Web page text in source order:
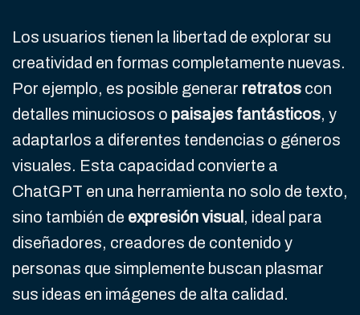
Los usuarios tienen la libertad de explorar su
creatividad en formas completamente nuevas.
Por ejemplo, es posible generar retratos con
detalles minuciosos o paisajes fantásticos, y
adaptarlos a diferentes tendencias o géneros
visuales. Esta capacidad convierte a
ChatGPT en una herramienta no solo de texto,
sino también de expresión visual , ideal para
diseñadores, creadores de contenido y
personas que simplemente buscan plasmar
sus ideas en imágenes de alta calidad.